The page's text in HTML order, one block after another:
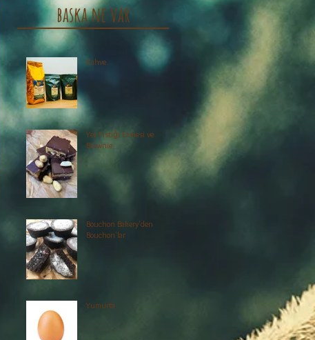
baska ne var
Kahve
Yer Fıstığı Ezmesi ve
Brownie
Bouchon Bakery'den
Bouchon'lar
Yumurta